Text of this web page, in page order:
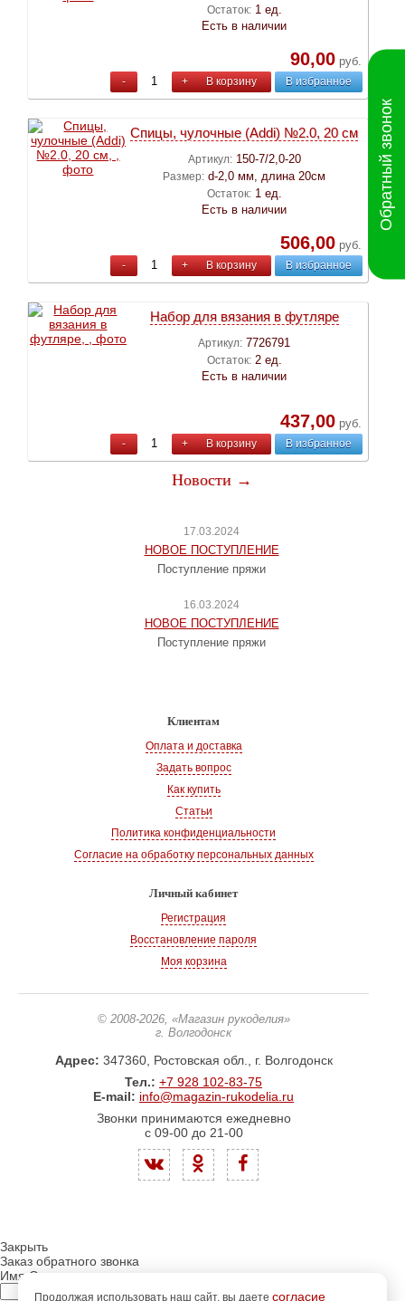
Остаток: 1 ед.
Есть в наличии
90,00руб.
- + В корзину В избранное
Спицы, чулочные (Addi) №2.0, 20 см
Артикул: 150-7/2,0-20
Размер: d-2,0 мм, длина 20см
Остаток: 1 ед.
Есть в наличии
506,00руб.
- + В корзину В избранное
Набор для вязания в футляре
Артикул: 7726791
Остаток: 2 ед.
Есть в наличии
437,00руб.
- + В корзину В избранное
Новости →
17.03.2024
НОВОЕ ПОСТУПЛЕНИЕ
Поступление пряжи
16.03.2024
НОВОЕ ПОСТУПЛЕНИЕ
Поступление пряжи
Клиентам
Оплата и доставка
Задать вопрос
Как купить
Статьи
Политика конфиденциальности
Согласие на обработку персональных данных
Личный кабинет
Регистрация
Восстановление пароля
Моя корзина
© 2008-2026, «Магазин рукоделия»
г. Волгодонск
Адрес: 347360, Ростовская обл., г. Волгодонск
Тел.: +7 928 102-83-75
E-mail: info@magazin-rukodelia.ru
Звонки принимаются ежедневно
с 09-00 до 21-00
Обратный звонок
Продолжая использовать наш сайт, вы даете согласие
Закрыть
Заказ обратного звонка
Имя Отчество: